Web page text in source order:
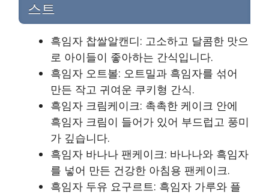
스트
흑임자 찹쌀알캔디: 고소하고 달콤한 맛으
로 아이들이 좋아하는 간식입니다.
흑임자 오트볼: 오트밀과 흑임자를 섞어
만든 작고 귀여운 쿠키형 간식.
흑임자 크림케이크: 촉촉한 케이크 안에
흑임자 크림이 들어가 있어 부드럽고 풍미
가 깊습니다.
흑임자 바나나 팬케이크: 바나나와 흑임자
를 넣어 만든 건강한 아침용 팬케이크.
흑임자 두유 요구르트: 흑임자 가루와 플